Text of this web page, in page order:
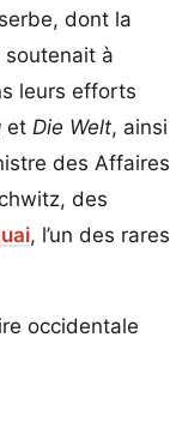
dont la
à
leurs efforts
et Die Welt, ainsi
des Affaires
des
, l’un des rares
occidentale